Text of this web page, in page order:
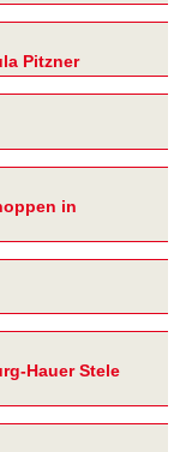
Pitzner
in
Hauer Stele